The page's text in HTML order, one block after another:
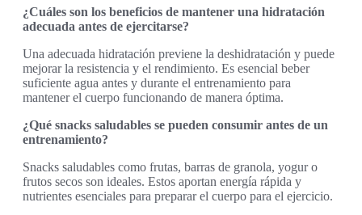
¿Cuáles son los beneficios de mantener una hidratación
adecuada antes de ejercitarse?
Una adecuada hidratación previene la deshidratación y puede
mejorar la resistencia y el rendimiento. Es esencial beber
suficiente agua antes y durante el entrenamiento para
mantener el cuerpo funcionando de manera óptima.
¿Qué snacks saludables se pueden consumir antes de un
entrenamiento?
Snacks saludables como frutas, barras de granola, yogur o
frutos secos son ideales. Estos aportan energía rápida y
nutrientes esenciales para preparar el cuerpo para el ejercicio.